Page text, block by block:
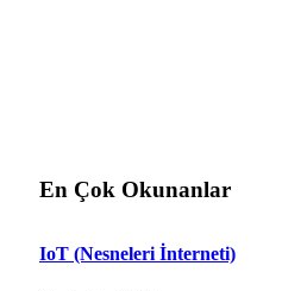
En Çok Okunanlar
IoT (Nesneleri İnterneti)